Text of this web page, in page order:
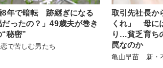
8年で暗転 跡継ぎになる
ったの？」49歳夫が巻き
秘密”
で苦しむ男たち
取引先社長か
くれ」 母に
り…貧乏育ち
罠なのか
亀山早苗 新・